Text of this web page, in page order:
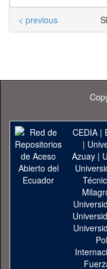
< previous
CEDIA|
|
Azuay|